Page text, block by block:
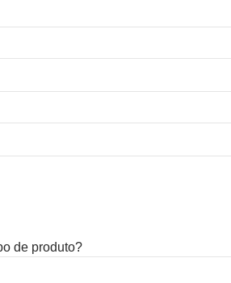
de produto?